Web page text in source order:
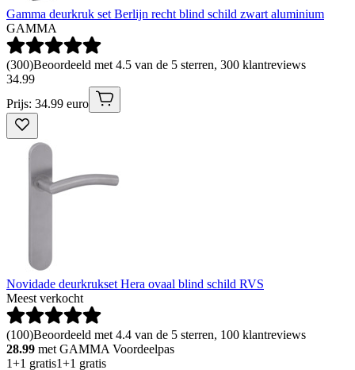
Gamma deurkruk set Berlijn recht blind schild zwart aluminium
GAMMA
(300)Beoordeeld met 4.5 van de 5 sterren, 300 klantreviews
34.99
Prijs: 34.99 euro
Novidade deurkrukset Hera ovaal blind schild RVS
Meest verkocht
(100)Beoordeeld met 4.4 van de 5 sterren, 100 klantreviews
28.99 met GAMMA Voordeelpas
1+1 gratis1+1 gratis